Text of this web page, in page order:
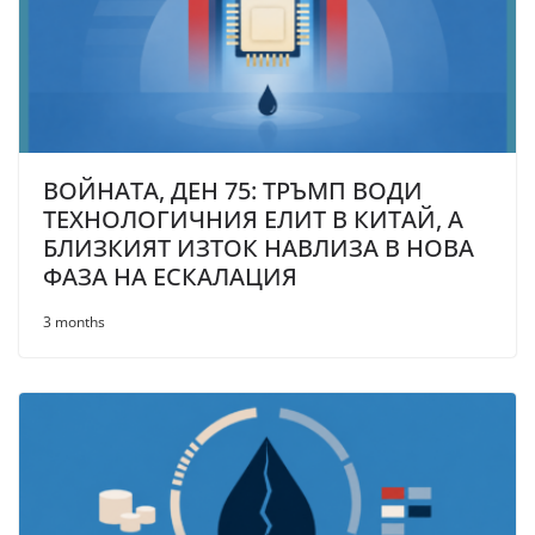
ВОЙНАТА, ДЕН 75: ТРЪМП ВОДИ
ТЕХНОЛОГИЧНИЯ ЕЛИТ В КИТАЙ, А
БЛИЗКИЯТ ИЗТОК НАВЛИЗА В НОВА
ФАЗА НА ЕСКАЛАЦИЯ
3 months